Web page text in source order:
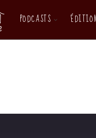
PODCASTS